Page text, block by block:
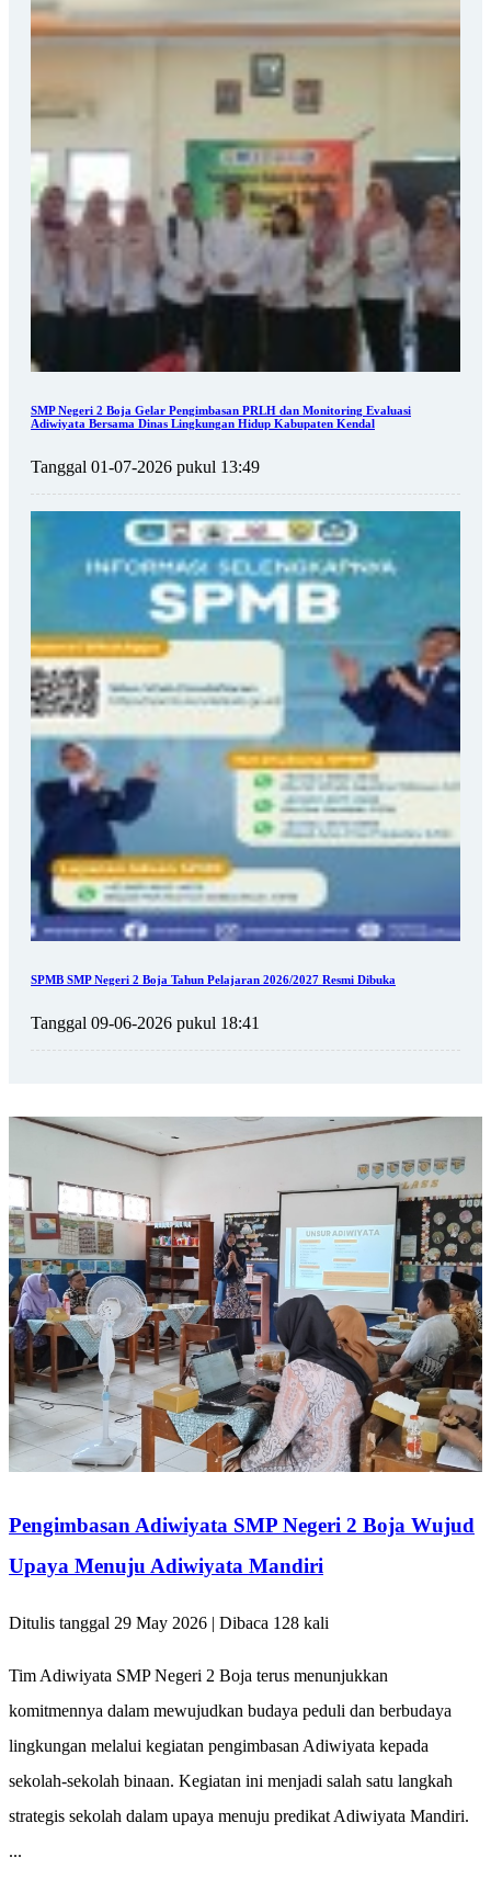
SMP Negeri 2 Boja Gelar Pengimbasan PRLH dan Monitoring Evaluasi
Adiwiyata Bersama Dinas Lingkungan Hidup Kabupaten Kendal
Tanggal 01-07-2026 pukul 13:49
SPMB SMP Negeri 2 Boja Tahun Pelajaran 2026/2027 Resmi Dibuka
Tanggal 09-06-2026 pukul 18:41
Pengimbasan Adiwiyata SMP Negeri 2 Boja Wujud
Upaya Menuju Adiwiyata Mandiri
Ditulis tanggal 29 May 2026 | Dibaca 128 kali
Tim Adiwiyata SMP Negeri 2 Boja terus menunjukkan
komitmennya dalam mewujudkan budaya peduli dan berbudaya
lingkungan melalui kegiatan pengimbasan Adiwiyata kepada
sekolah-sekolah binaan. Kegiatan ini menjadi salah satu langkah
strategis sekolah dalam upaya menuju predikat Adiwiyata Mandiri.
...